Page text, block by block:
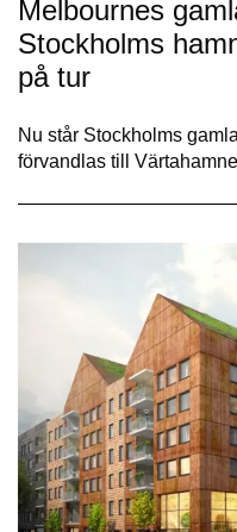
Melbournes
Stockholms
på tur
Nu står Stockholms
förvandlas till